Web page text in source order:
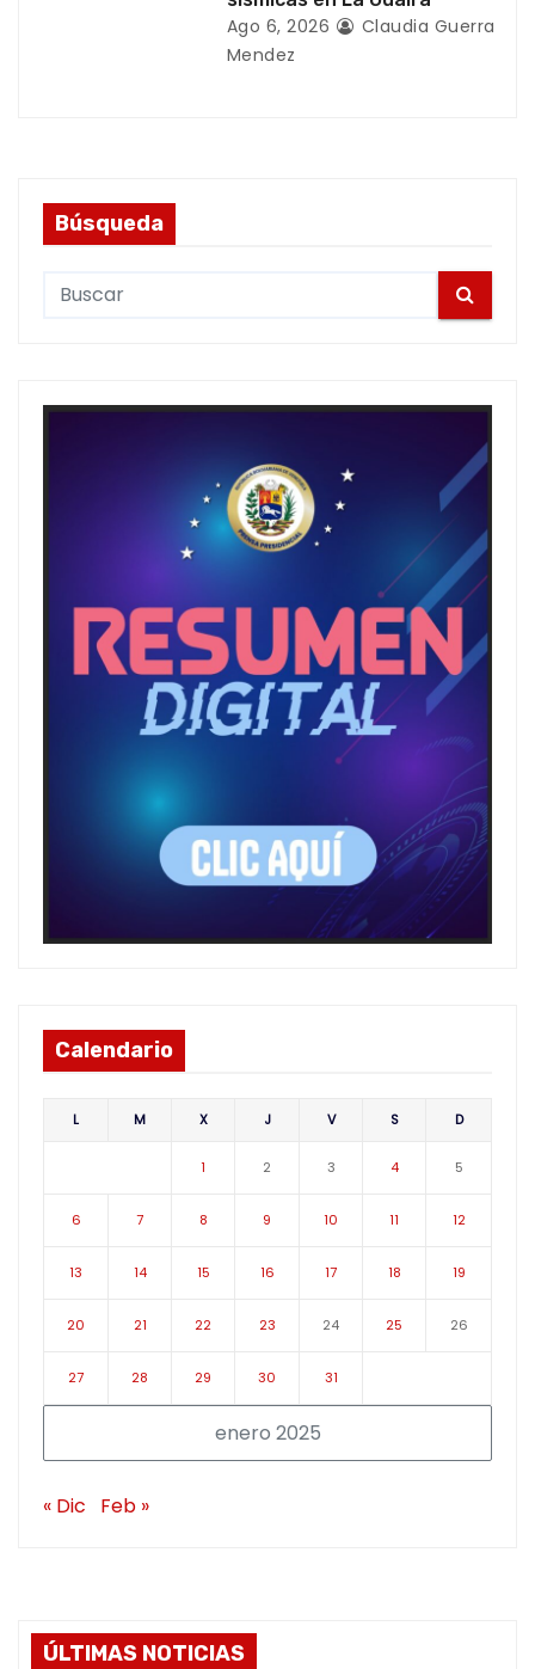
Ago 6, 2026
Claudia Guerra
Mendez
Búsqueda
c
Calendario
enero 2025
L M X J V S D
1 2 3 4 5
6 7 8 9 10 11 12
13 14 15 16 17 18 19
20 21 22 23 24 25 26
27 28 29 30 31
« Dic Feb »
ÚLTIMAS NOTICIAS